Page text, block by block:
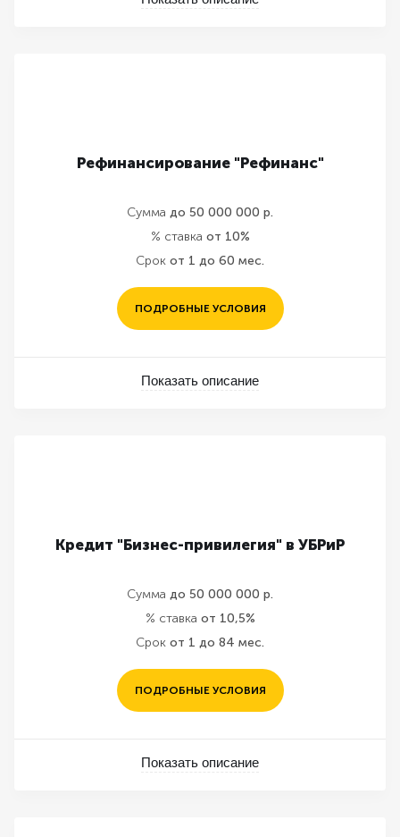
Рефинансирование "Рефинанс"
Сумма до 50 000 000 р.
% ставка от 10%
Срок от 1 до 60 мес.
ПОДРОБНЫЕ УСЛОВИЯ
Показать описание
Кредит "Бизнес-привилегия" в УБРиР
Сумма до 50 000 000 р.
% ставка от 10,5%
Срок от 1 до 84 мес.
ПОДРОБНЫЕ УСЛОВИЯ
Показать описание